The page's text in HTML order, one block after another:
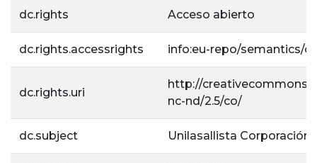
dc.rights Acceso abierto
dc.rights.accessrights info:eu-repo/semantics/
dc.rights.uri
http://
nc-nd/2.5/co/
dc.subject Unilasallista Corporación